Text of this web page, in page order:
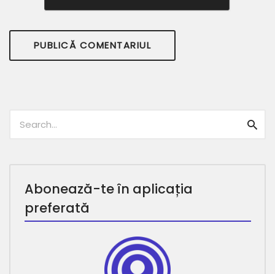
Abonează-te în aplicația
preferată